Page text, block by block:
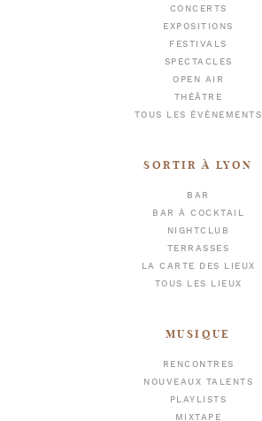
CONCERTS
EXPOSITIONS
FESTIVALS
SPECTACLES
OPEN AIR
THÉÂTRE
TOUS LES ÉVÈNEMENTS
SORTIR À LYON
BAR
BAR À COCKTAIL
NIGHTCLUB
TERRASSES
LA CARTE DES LIEUX
TOUS LES LIEUX
MUSIQUE
RENCONTRES
NOUVEAUX TALENTS
PLAYLISTS
MIXTAPE